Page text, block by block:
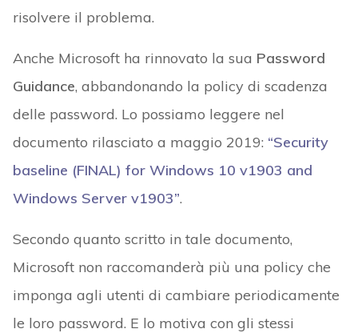
risolvere il problema.
Anche Microsoft ha rinnovato la sua Password
Guidance, abbandonando la policy di scadenza
delle password. Lo possiamo leggere nel
documento rilasciato a maggio 2019: “Security
baseline (FINAL) for Windows 10 v1903 and
Windows Server v1903”.
Secondo quanto scritto in tale documento,
Microsoft non raccomanderà più una policy che
imponga agli utenti di cambiare periodicamente
le loro password. E lo motiva con gli stessi